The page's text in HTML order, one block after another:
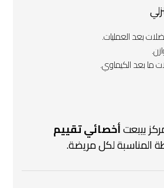
بعد العمليات.
ما بعد الكيماوي.
بيبعتأخصائي تقييم
المناسبة لكل مريضة.